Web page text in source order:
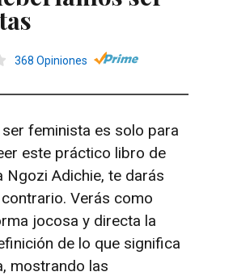
368 Opiniones
feminista es solo para
este práctico libro de
Ngozi Adichie, te darás
Verás como
jocosa y directa la
de lo que significa
mostrando las